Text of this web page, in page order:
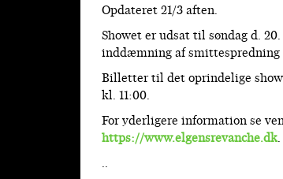
Opdateret 21/3 aften.
Showet er udsat til søndag d.
inddæmning af smittespredning
Billetter til det oprindelige show
kl. 11:00.
For yderligere information se
https://www.elgensrevanche.dk.
..